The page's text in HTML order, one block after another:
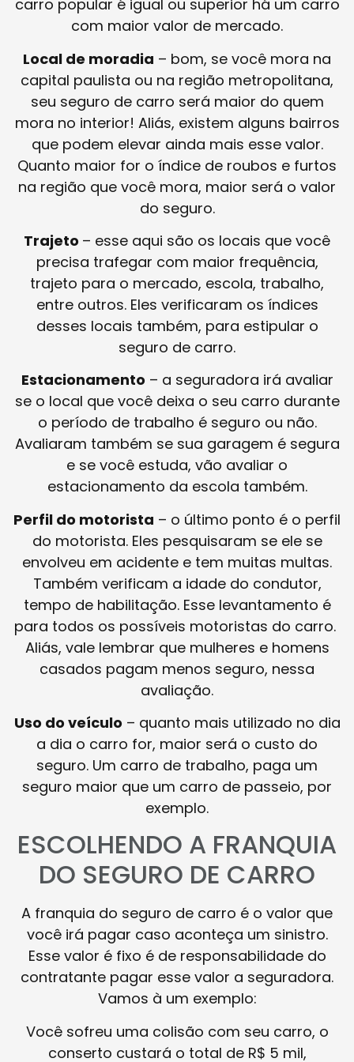
carro popular é igual ou superior há um carro
com maior valor de mercado.
Local de moradia – bom, se você mora na
capital paulista ou na região metropolitana,
seu seguro de carro será maior do quem
mora no interior! Aliás, existem alguns bairros
que podem elevar ainda mais esse valor.
Quanto maior for o índice de roubos e furtos
na região que você mora, maior será o valor
do seguro.
Trajeto – esse aqui são os locais que você
precisa trafegar com maior frequência,
trajeto para o mercado, escola, trabalho,
entre outros. Eles verificaram os índices
desses locais também, para estipular o
seguro de carro.
Estacionamento – a seguradora irá avaliar
se o local que você deixa o seu carro durante
o período de trabalho é seguro ou não.
Avaliaram também se sua garagem é segura
e se você estuda, vão avaliar o
estacionamento da escola também.
Perfil do motorista – o último ponto é o perfil
do motorista. Eles pesquisaram se ele se
envolveu em acidente e tem muitas multas.
Também verificam a idade do condutor,
tempo de habilitação. Esse levantamento é
para todos os possíveis motoristas do carro.
Aliás, vale lembrar que mulheres e homens
casados pagam menos seguro, nessa
avaliação.
Uso do veículo – quanto mais utilizado no dia
a dia o carro for, maior será o custo do
seguro. Um carro de trabalho, paga um
seguro maior que um carro de passeio, por
exemplo.
ESCOLHENDO A FRANQUIA
DO SEGURO DE CARRO
A franquia do seguro de carro é o valor que
você irá pagar caso aconteça um sinistro.
Esse valor é fixo é de responsabilidade do
contratante pagar esse valor a seguradora.
Vamos à um exemplo:
Você sofreu uma colisão com seu carro, o
conserto custará o total de R$ 5 mil,